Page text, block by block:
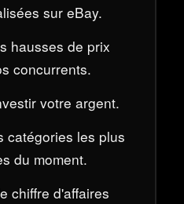
sur eBay.
hausses de prix
concurrents.
votre argent.
catégories les plus
du moment.
chiffre d'affaires